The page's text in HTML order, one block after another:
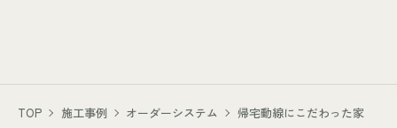
TOP 施工事例 オーダーシステム 帰宅動線にこだわった家